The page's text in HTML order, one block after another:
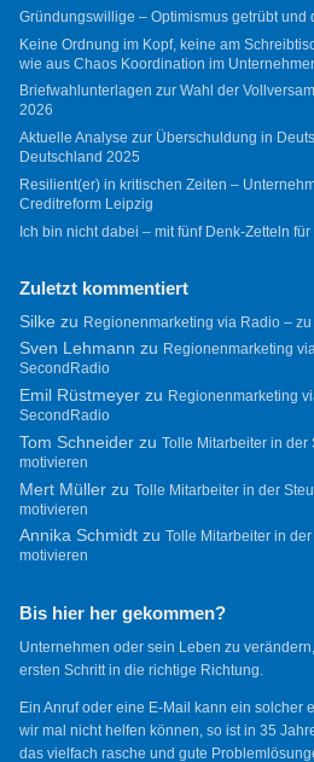
Gründungswillige – Optimismus getrübt und
Keine Ordnung im Kopf, keine am
wie aus Chaos Koordination im
Briefwahlunterlagen zur Wahl der
2026
Aktuelle Analyse zur Überschuldung in
Deutschland 2025
Resilient(er) in kritischen Zeiten –
Creditreform Leipzig
Ich bin nicht dabei – mit fünf Denk-Zetteln
Zuletzt kommentiert
Silkezu Regionenmarketing via Radio –
Sven Lehmann zu Regionenmarketing
SecondRadio
Emil Rüstmeyerzu Regionenmarketing
SecondRadio
Tom Schneiderzu Tolle Mitarbeiter in
motivieren
Mert Müllerzu Tolle Mitarbeiter in der
motivieren
Annika Schmidtzu Tolle Mitarbeiter in
motivieren
Bis hier her gekommen?
Unternehmen oder sein Leben zu
ersten Schritt in die richtige Richtung.
Ein Anruf oder eine E-Mail kann ein solcher
wir mal nicht helfen können, so ist in 35
das vielfach rasche und gute